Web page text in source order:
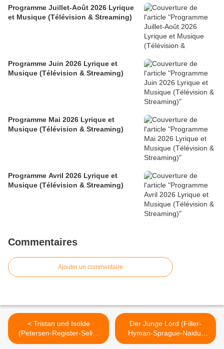
Programme Juillet-Août 2026 Lyrique
et Musique (Télévision & Streaming)
Programme Juin 2026 Lyrique et
Musique (Télévision & Streaming)
Programme Mai 2026 Lyrique et
Musique (Télévision & Streaming)
Programme Avril 2026 Lyrique et
Musique (Télévision & Streaming)
Commentaires
Ajouter un commentaire
< Tristan und Isolde
(Petersen-Register-Selig-
Gubisch-Foster Williams-
Der Junge Lord (Filler-
Hyman-Sprague-Naidu-
Celeng-Bramall-